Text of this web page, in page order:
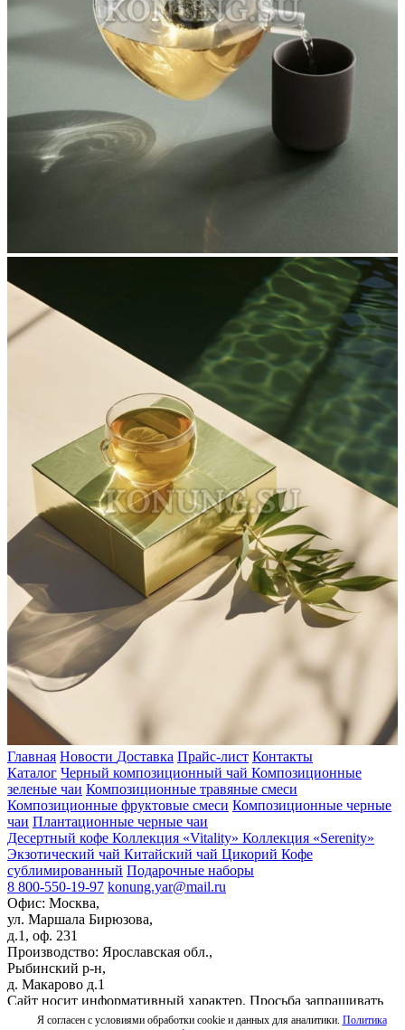
Я согласен с условиями обработки cookie и данных для аналитики. Политика
Главная Новости Доставка Прайс-лист Контакты
Каталог Черный композиционный чай Композиционные
зеленые чаи Композиционные травяные смеси
Композиционные фруктовые смеси Композиционные черные
чаи Плантационные черные чаи
Десертный кофе Коллекция «Vitality» Коллекция «Serenity»
Экзотический чай Китайский чай Цикорий Кофе
сублимированный Подарочные наборы
8 800-550-19-97 konung.yar@mail.ru
Офис: Москва,
ул. Маршала Бирюзова,
д.1, оф. 231
Производство: Ярославская обл.,
Рыбинский р-н,
д. Макарово д.1
Сайт носит информативный характер. Просьба запрашивать
актуальный прайс-лист